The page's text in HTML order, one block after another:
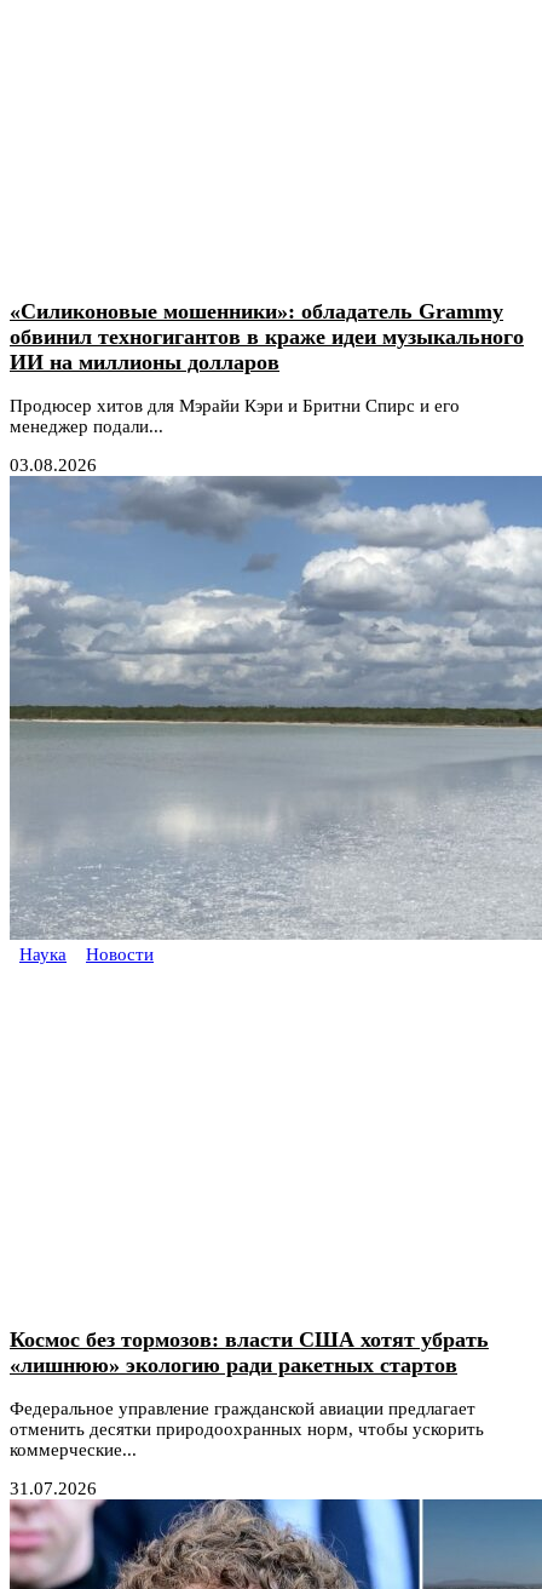
«Силиконовые мошенники»: обладатель Grammy
обвинил техногигантов в краже идеи музыкального
ИИ на миллионы долларов
Продюсер хитов для Мэрайи Кэри и Бритни Спирс и его
менеджер подали...
03.08.2026
Наука Новости
Космос без тормозов: власти США хотят убрать
«лишнюю» экологию ради ракетных стартов
Федеральное управление гражданской авиации предлагает
отменить десятки природоохранных норм, чтобы ускорить
коммерческие...
31.07.2026